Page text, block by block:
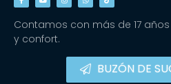
Contamos con más de 17
y confort.
BUZÓN DE